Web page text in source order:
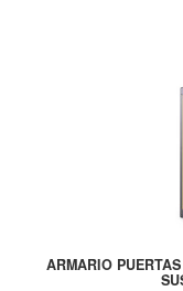
ARMARIO